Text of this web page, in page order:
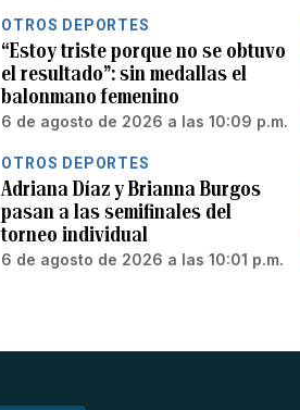
OTROS DEPORTES
“Estoy triste porque no se obtuvo
el resultado”: sin medallas el
balonmano femenino
6 de agosto de 2026 a las 10:09 p.m.
OTROS DEPORTES
Adriana Díaz y Brianna Burgos
pasan a las semifinales del
torneo individual
6 de agosto de 2026 a las 10:01 p.m.